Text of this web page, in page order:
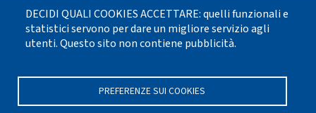
In collaborazione
con il Servizio
nazionale della CEI
per il progetto
cattolica
DECIDI QUALI COOKIES ACCETTARE: quelli funzionali e
statistici servono per dare un migliore servizio agli
utenti. Questo sito non contiene pubblicità.
PREFERENZE SUI COOKIES